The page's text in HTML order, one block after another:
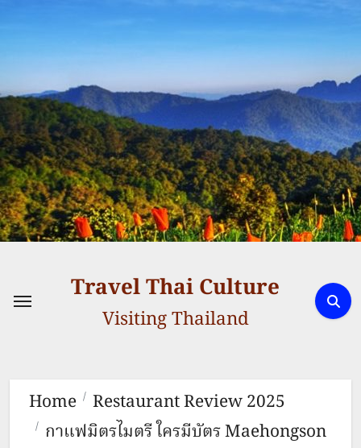
content
Travel Thai Culture
Visiting Thailand
Home
Restaurant Review 2025
กาแฟมิตรไมตรี ใครมีบัตร Maehongson